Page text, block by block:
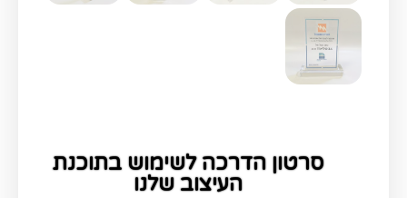
סרטון הדרכה לשימוש בתוכנת
העיצוב שלנו